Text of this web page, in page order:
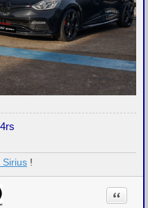
Sirius !
Citation